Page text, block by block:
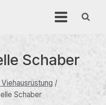
Schaber
/
Schaber